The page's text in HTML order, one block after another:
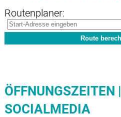
Routenplaner:
ÖFFNUNGSZEITEN |
SOCIALMEDIA